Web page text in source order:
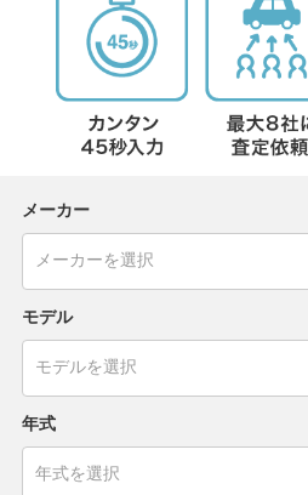
メーカー
モデル
年式